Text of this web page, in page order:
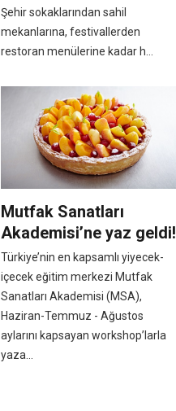
Şehir sokaklarından sahil
mekanlarına, festivallerden
restoran menülerine kadar h...
Mutfak Sanatları
Akademisi’ne yaz geldi!
Türkiye’nin en kapsamlı yiyecek-
içecek eğitim merkezi Mutfak
Sanatları Akademisi (MSA),
Haziran-Temmuz - Ağustos
aylarını kapsayan workshop’larla
yaza...